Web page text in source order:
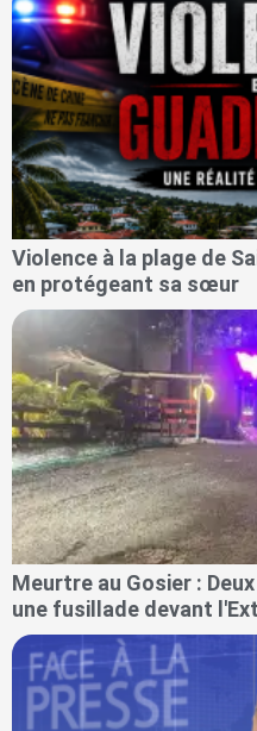
Violence à la plage de
en protégeant sa sœur
Meurtre au Gosier :
une fusillade devant